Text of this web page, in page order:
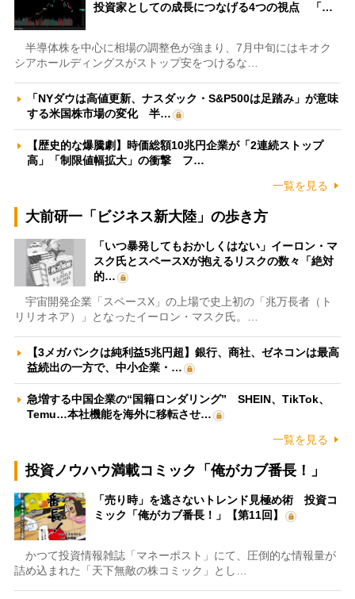
投資家としての成長につなげる4つの視点 「…
半導体株を中心に相場の調整色が強まり、7月中旬にはキオク
シアホールディングスがストップ安をつけるな…
「NYダウは高値更新、ナスダック・S&P500は足踏み」が意味
する米国株市場の変化 半…
【歴史的な爆騰劇】時価総額10兆円企業が「2連続ストップ
高」「制限値幅拡大」の衝撃 フ…
一覧を見る
大前研一「ビジネス新大陸」の歩き方
「いつ暴発してもおかしくはない」イーロン・マ
スク氏とスペースXが抱えるリスクの数々「絶対
的…
宇宙開発企業「スペースX」の上場で史上初の「兆万長者（ト
リリオネア）」となったイーロン・マスク氏。…
【3メガバンクは純利益5兆円超】銀行、商社、ゼネコンは最高
益続出の一方で、中小企業・…
急増する中国企業の“国籍ロンダリング” SHEIN、TikTok、
Temu…本社機能を海外に移転させ…
一覧を見る
投資ノウハウ満載コミック「俺がカブ番長！」
「売り時」を逃さないトレンド見極め術 投資コ
ミック「俺がカブ番長！」【第11回】
かつて投資情報雑誌「マネーポスト」にて、圧倒的な情報量が
詰め込まれた「天下無敵の株コミック」とし…